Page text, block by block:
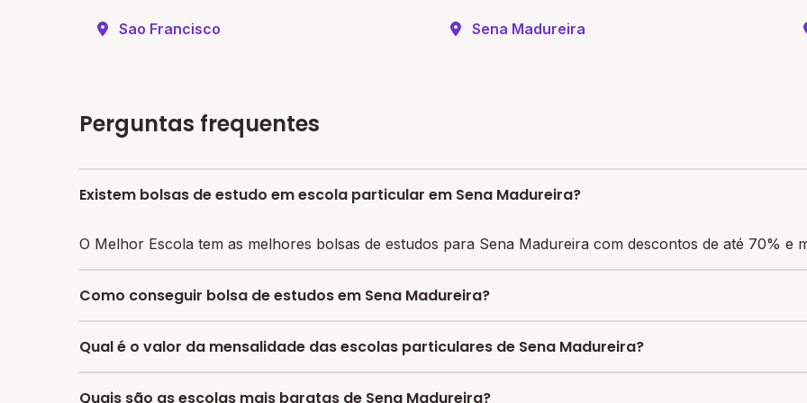
Sao Francisco Sena Madureira
Perguntas frequentes
Existem bolsas de estudo em escola particular em Sena Madureira?
O Melhor Escola tem as melhores bolsas de estudos para Sena Madureira com descontos de até 70% e
Como conseguir bolsa de estudos em Sena Madureira?
O programa de bolsa do Melhor Escola disponibiliza vagas com até 80% de desconto nas mensalidades.
Qual é o valor da mensalidade das escolas particulares de Sena Madureira?
A média da mensalidade em Sena Madureira é de R$ 1.599,00 reais, sendo a mensalidade mais barata
Quais são as escolas mais baratas de Sena Madureira?